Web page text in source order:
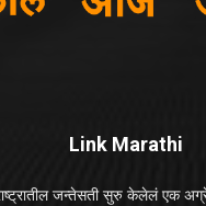
Link Marathi
जन्तेसती सुरु केलेलं एक